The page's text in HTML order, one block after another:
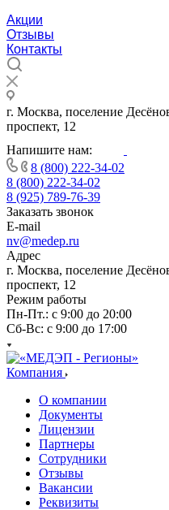
Акции
Отзывы
Контакты
г. Москва, поселение
проспект, 12
Напишите нам:
8 (800) 222-34-02
8 (800) 222-34-02
8 (925) 789-76-39
Заказать звонок
E-mail
nv@medep.ru
Адрес
г. Москва, поселение
проспект, 12
Режим работы
Пн-Пт.: с 9:00 до 20:00
Cб-Вс: с 9:00 до 17:00
Компания
О компании
Документы
Лицензии
Партнеры
Сотрудники
Отзывы
Вакансии
Реквизиты